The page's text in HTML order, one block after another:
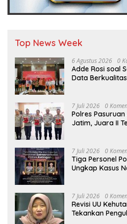
Top News Week
6 Agustus 2026 0
Adde Rosi soal
Data
7 Juli 2026 0
Polres
Jatim, Juara II
7 Juli 2026 0
Tiga Personel
Ungkap Kasus
7 Juli 2026 0
Revisi UU
Tekankan